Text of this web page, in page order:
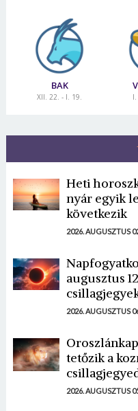
BAK
XII. 22. - I. 19.
Heti
nyár egyik
következik
2026. AUGUSZTUS
augusztus
2026. AUGUSZTUS
tetőzik a
2026. AUGUSZTUS